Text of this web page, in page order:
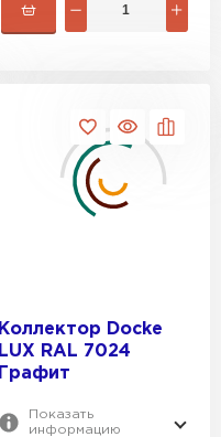
Коллектор Docke
LUX RAL 7024
Графит
Показать
информацию